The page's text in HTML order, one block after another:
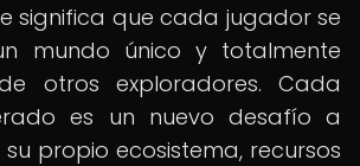
significa que cada jugador se
mundo único y totalmente
otros exploradores. Cada
es un nuevo desafío a
propio ecosistema, recursos